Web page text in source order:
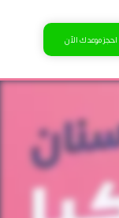
احجز موعدك الآن